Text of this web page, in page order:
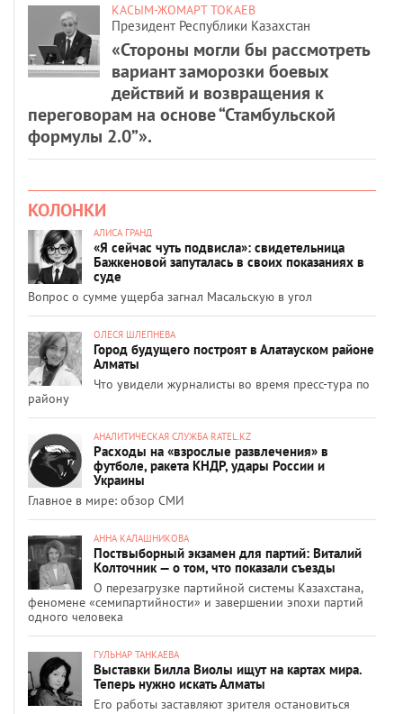
КАСЫМ-ЖОМАРТ ТОКАЕВ
Президент Республики Казахстан
«Стороны могли бы рассмотреть
вариант заморозки боевых
действий и возвращения к
переговорам на основе “Стамбульской
формулы 2.0”».
КОЛОНКИ
АЛИСА ГРАНД
«Я сейчас чуть подвисла»: свидетельница
Бажкеновой запуталась в своих показаниях в
суде
Вопрос о сумме ущерба загнал Масальскую в угол
ОЛЕСЯ ШЛЕПНЕВА
Город будущего построят в Алатауском районе
Алматы
Что увидели журналисты во время пресс-тура по
району
АНАЛИТИЧЕСКАЯ СЛУЖБА RATEL.KZ
Расходы на «взрослые развлечения» в
футболе, ракета КНДР, удары России и
Украины
Главное в мире: обзор СМИ
АННА КАЛАШНИКОВА
Поствыборный экзамен для партий: Виталий
Колточник — о том, что показали съезды
О перезагрузке партийной системы Казахстана,
феномене «семипартийности» и завершении эпохи партий
одного человека
ГУЛЬНАР ТАНКАЕВА
Выставки Билла Виолы ищут на картах мира.
Теперь нужно искать Алматы
Его работы заставляют зрителя остановиться